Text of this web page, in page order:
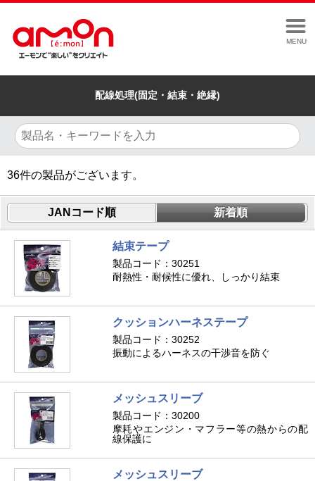
MENU
配線処理(固定・結束・絶縁)
36件の製品がございます。
JANコード順 新着順
結束テープ
製品コード：30251
耐熱性・耐候性に優れ、しっかり結束
クッションハーネステープ
製品コード：30252
振動によるハーネスの干渉音を防ぐ
メッシュスリーブ
製品コード：30200
摩耗やエンジン・マフラー等の熱からの配
線保護に
メッシュスリーブ